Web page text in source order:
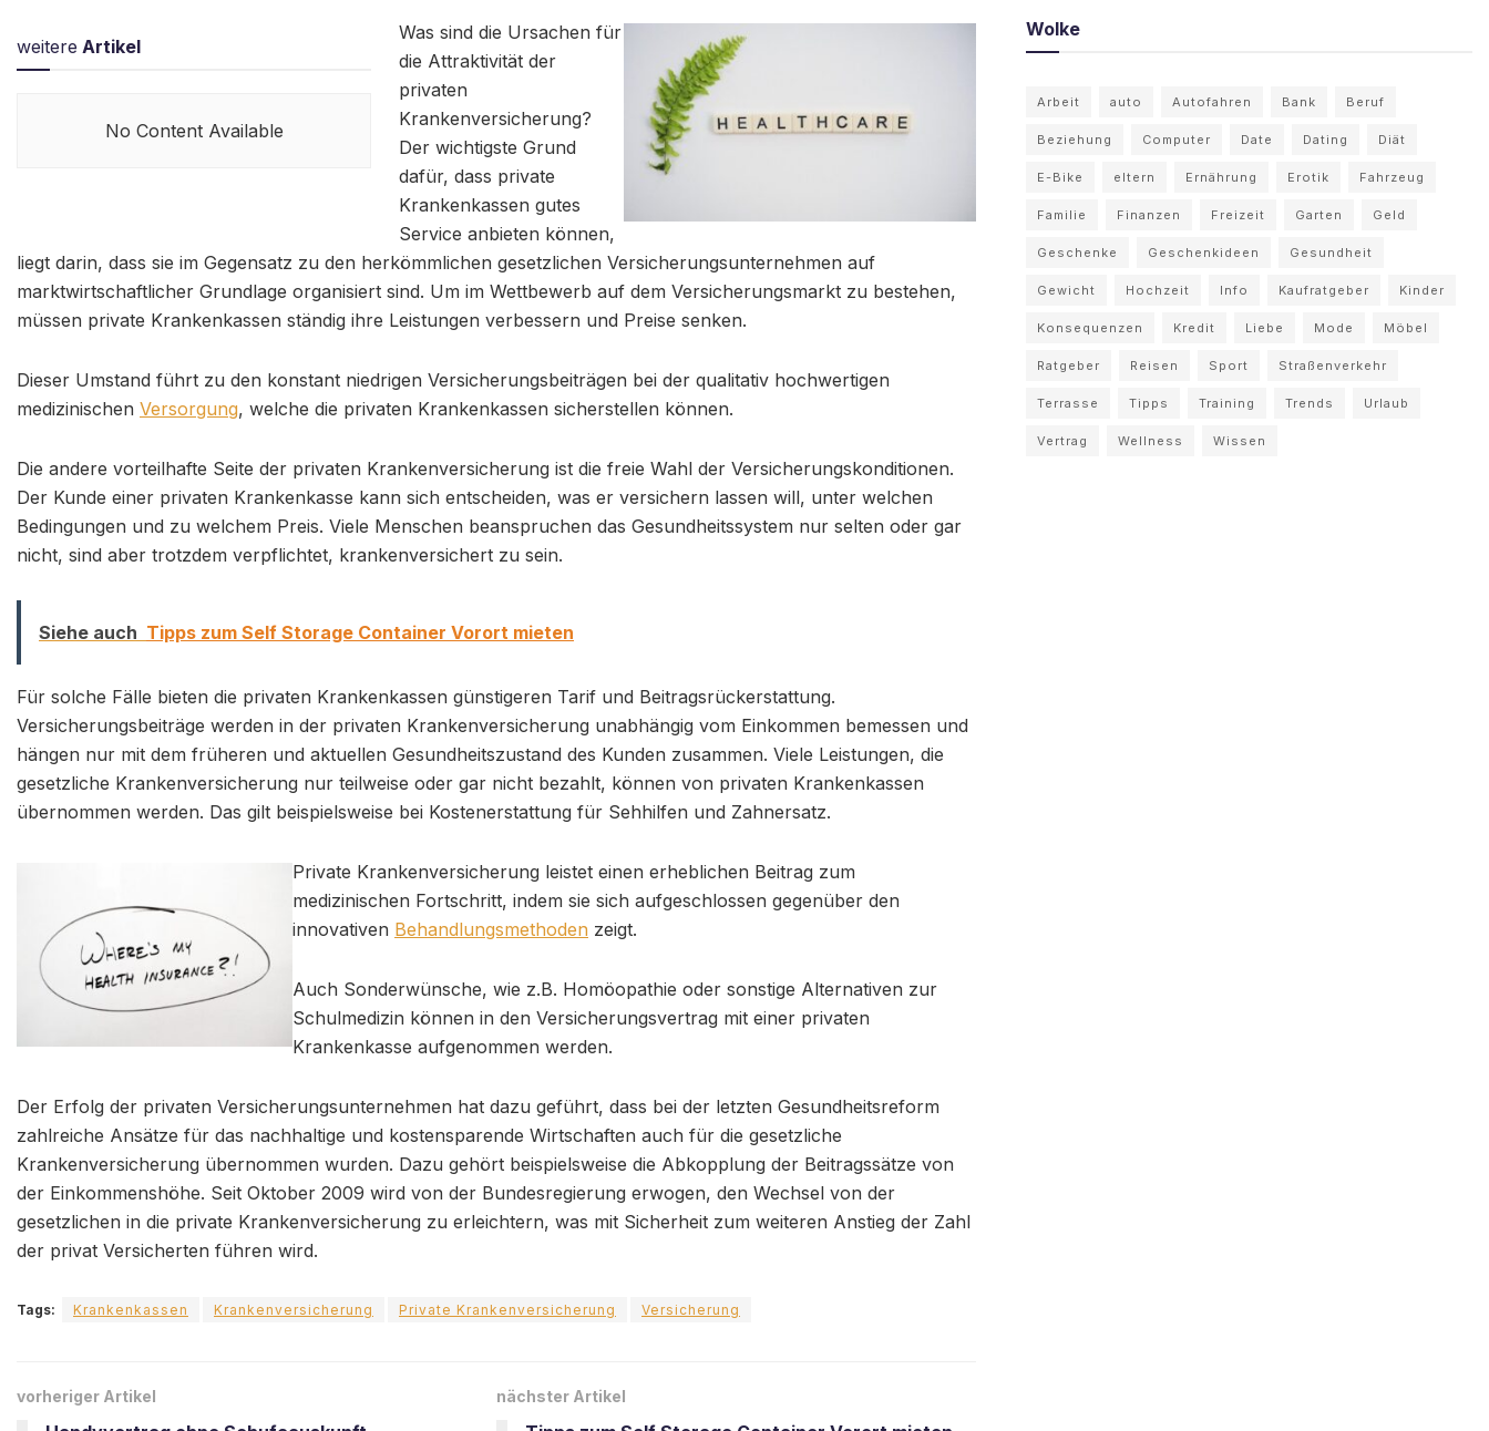
weitere Artikel
No Content Available
Was sind die Ursachen für
die Attraktivität der
privaten
Krankenversicherung?
Der wichtigste Grund
dafür, dass private
Krankenkassen gutes
Service anbieten können,
liegt darin, dass sie im Gegensatz zu den herkömmlichen gesetzlichen Versicherungsunternehmen auf
marktwirtschaftlicher Grundlage organisiert sind. Um im Wettbewerb auf dem Versicherungsmarkt zu bestehen,
müssen private Krankenkassen ständig ihre Leistungen verbessern und Preise senken.
Dieser Umstand führt zu den konstant niedrigen Versicherungsbeiträgen bei der qualitativ hochwertigen
medizinischen Versorgung, welche die privaten Krankenkassen sicherstellen können.
Die andere vorteilhafte Seite der privaten Krankenversicherung ist die freie Wahl der Versicherungskonditionen.
Der Kunde einer privaten Krankenkasse kann sich entscheiden, was er versichern lassen will, unter welchen
Bedingungen und zu welchem Preis. Viele Menschen beanspruchen das Gesundheitssystem nur selten oder gar
nicht, sind aber trotzdem verpflichtet, krankenversichert zu sein.
Siehe auch Tipps zum Self Storage Container Vorort mieten
Für solche Fälle bieten die privaten Krankenkassen günstigeren Tarif und Beitragsrückerstattung.
Versicherungsbeiträge werden in der privaten Krankenversicherung unabhängig vom Einkommen bemessen und
hängen nur mit dem früheren und aktuellen Gesundheitszustand des Kunden zusammen. Viele Leistungen, die
gesetzliche Krankenversicherung nur teilweise oder gar nicht bezahlt, können von privaten Krankenkassen
übernommen werden. Das gilt beispielsweise bei Kostenerstattung für Sehhilfen und Zahnersatz.
Private Krankenversicherung leistet einen erheblichen Beitrag zum
medizinischen Fortschritt, indem sie sich aufgeschlossen gegenüber den
innovativen Behandlungsmethoden zeigt.
Auch Sonderwünsche, wie z.B. Homöopathie oder sonstige Alternativen zur
Schulmedizin können in den Versicherungsvertrag mit einer privaten
Krankenkasse aufgenommen werden.
Der Erfolg der privaten Versicherungsunternehmen hat dazu geführt, dass bei der letzten Gesundheitsreform
zahlreiche Ansätze für das nachhaltige und kostensparende Wirtschaften auch für die gesetzliche
Krankenversicherung übernommen wurden. Dazu gehört beispielsweise die Abkopplung der Beitragssätze von
der Einkommenshöhe. Seit Oktober 2009 wird von der Bundesregierung erwogen, den Wechsel von der
gesetzlichen in die private Krankenversicherung zu erleichtern, was mit Sicherheit zum weiteren Anstieg der Zahl
der privat Versicherten führen wird.
Tags: Krankenkassen Krankenversicherung Private Krankenversicherung Versicherung
vorheriger Artikel nächster Artikel
Wolke
Arbeit auto Autofahren Bank Beruf
Beziehung Computer Date Dating Diät
E-Bike eltern Ernährung Erotik Fahrzeug
Familie Finanzen Freizeit Garten Geld
Geschenke Geschenkideen Gesundheit
Gewicht Hochzeit Info Kaufratgeber Kinder
Konsequenzen Kredit Liebe Mode Möbel
Ratgeber Reisen Sport Straßenverkehr
Terrasse Tipps Training Trends Urlaub
Vertrag Wellness Wissen